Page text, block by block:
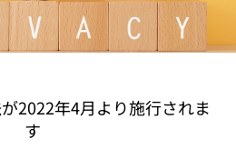
2022年4月より施行されま
す